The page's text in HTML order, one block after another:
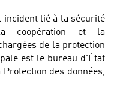
incident lié à la sécurité
coopération et la
de la protection
est le bureau d'État
des données,